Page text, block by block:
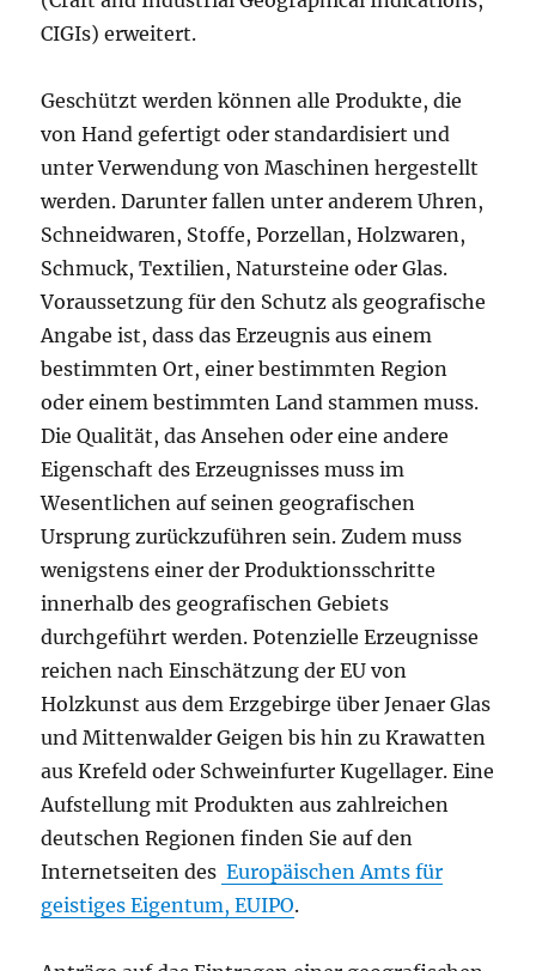
CIGIs) erweitert.
Geschützt werden können alle Produkte, die
von Hand gefertigt oder standardisiert und
unter Verwendung von Maschinen hergestellt
werden. Darunter fallen unter anderem Uhren,
Schneidwaren, Stoffe, Porzellan, Holzwaren,
Schmuck, Textilien, Natursteine oder Glas.
Voraussetzung für den Schutz als geografische
Angabe ist, dass das Erzeugnis aus einem
bestimmten Ort, einer bestimmten Region
oder einem bestimmten Land stammen muss.
Die Qualität, das Ansehen oder eine andere
Eigenschaft des Erzeugnisses muss im
Wesentlichen auf seinen geografischen
Ursprung zurückzuführen sein. Zudem muss
wenigstens einer der Produktionsschritte
innerhalb des geografischen Gebiets
durchgeführt werden. Potenzielle Erzeugnisse
reichen nach Einschätzung der EU von
Holzkunst aus dem Erzgebirge über Jenaer Glas
und Mittenwalder Geigen bis hin zu Krawatten
aus Krefeld oder Schweinfurter Kugellager. Eine
Aufstellung mit Produkten aus zahlreichen
deutschen Regionen finden Sie auf den
Internetseiten des Europäischen Amts für
geistiges Eigentum, EUIPO.